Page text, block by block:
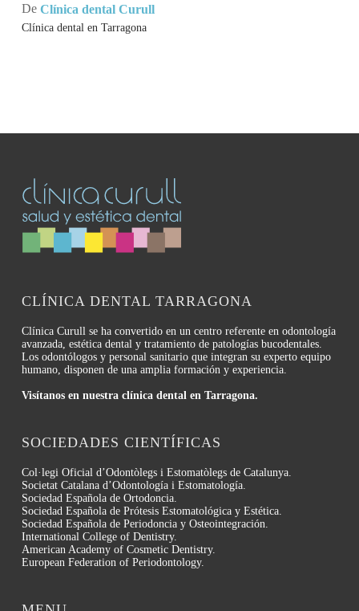
De Clínica dental Curull
Clínica dental en Tarragona
CLÍNICA DENTAL TARRAGONA
Clínica Curull se ha convertido en un centro referente en odontología
avanzada, estética dental y tratamiento de patologías bucodentales.
Los odontólogos y personal sanitario que integran su experto equipo
humano, disponen de una amplia formación y experiencia.
Visítanos en nuestra clínica dental en Tarragona.
SOCIEDADES CIENTÍFICAS
Col·legi Oficial d’Odontòlegs i Estomatòlegs de Catalunya.
Societat Catalana d’Odontología i Estomatología.
Sociedad Española de Ortodoncia.
Sociedad Española de Prótesis Estomatológica y Estética.
Sociedad Española de Periodoncia y Osteointegración.
International College of Dentistry.
American Academy of Cosmetic Dentistry.
European Federation of Periodontology.